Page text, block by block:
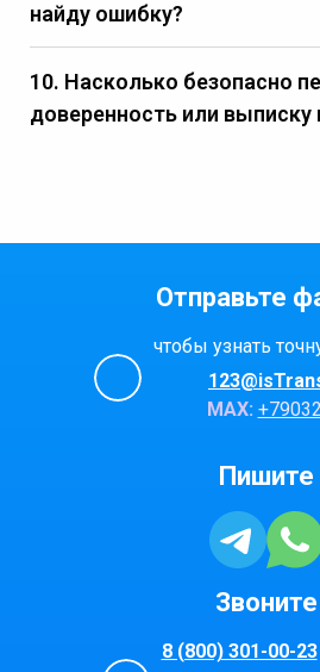
найду ошибку?
10. Насколько безопасно
доверенность или выписку
Отправьте
чтобы узнать
МАХ:
Пишите
Звоните
8 (800) 301-00-23